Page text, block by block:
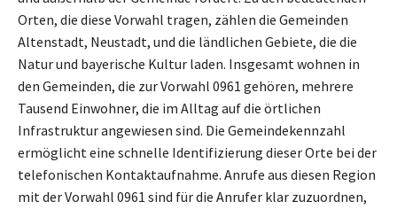
Orten, die diese Vorwahl tragen, zählen die Gemeinden
Altenstadt, Neustadt, und die ländlichen Gebiete, die die
Natur und bayerische Kultur laden. Insgesamt wohnen in
den Gemeinden, die zur Vorwahl 0961 gehören, mehrere
Tausend Einwohner, die im Alltag auf die örtlichen
Infrastruktur angewiesen sind. Die Gemeindekennzahl
ermöglicht eine schnelle Identifizierung dieser Orte bei der
telefonischen Kontaktaufnahme. Anrufe aus diesen Region
mit der Vorwahl 0961 sind für die Anrufer klar zuzuordnen,